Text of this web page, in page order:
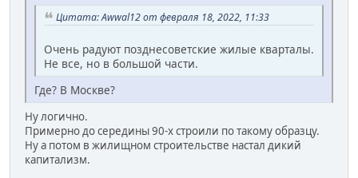
Цитата: Awwal12 от февраля 18, 2022, 11:33
Очень радуют позднесоветские жилые кварталы.
Не все, но в большой части.
Где? В Москве?
Ну логично.
Примерно до середины 90-х строили по такому образцу.
Ну а потом в жилищном строительстве настал дикий
капитализм.